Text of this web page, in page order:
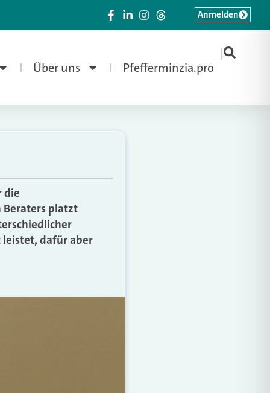
Über uns Pfefferminzia.pro
|
Anmelden
die
Beraters platzt
leistet, dafür aber